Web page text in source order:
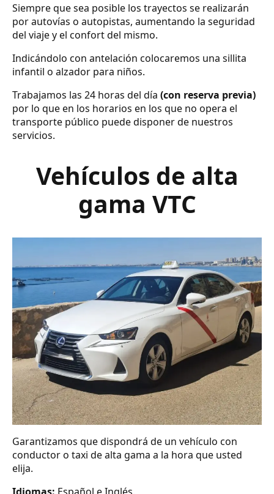
Siempre que sea posible los trayectos se realizarán
por autovías o autopistas, aumentando la seguridad
del viaje y el confort del mismo.
Indicándolo con antelación colocaremos una sillita
infantil o alzador para niños.
Trabajamos las 24 horas del día (con reserva previa)
por lo que en los horarios en los que no opera el
transporte público puede disponer de nuestros
servicios.
Vehículos de alta
gama VTC
Garantizamos que dispondrá de un vehículo con
conductor o taxi de alta gama a la hora que usted
elija.